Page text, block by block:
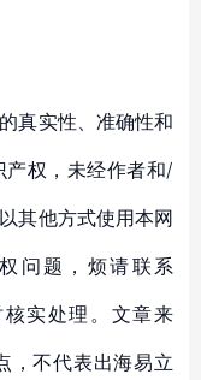
真实性、准确性和
权，未经作者和/
其他方式使用本网
问题，烦请联系
实处理。文章来
，不代表出海易立